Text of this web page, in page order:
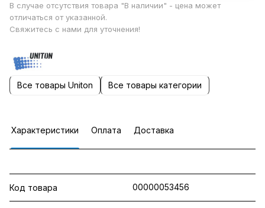
В случае отсутствия товара "В наличии" - цена может
отличаться от указанной.
Свяжитесь с нами для уточнения!
Все товары Uniton Все товары категории
Характеристики Оплата Доставка
Код товара 00000053456